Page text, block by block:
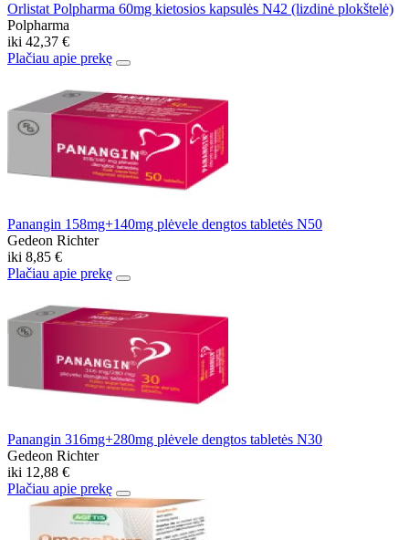
Orlistat Polpharma 60mg kietosios kapsulės N42 (lizdinė plokštelė)
Polpharma
iki 42,37 €
Plačiau apie prekę
Panangin 158mg+140mg plėvele dengtos tabletės N50
Gedeon Richter
iki 8,85 €
Plačiau apie prekę
Panangin 316mg+280mg plėvele dengtos tabletės N30
Gedeon Richter
iki 12,88 €
Plačiau apie prekę